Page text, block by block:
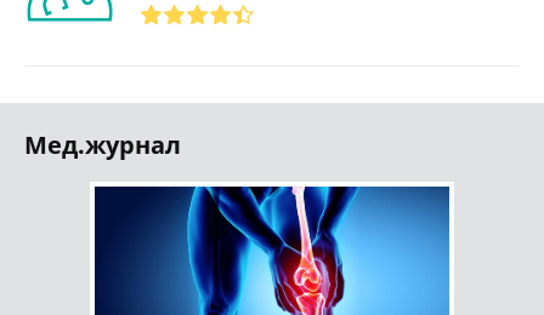
Мед.журнал